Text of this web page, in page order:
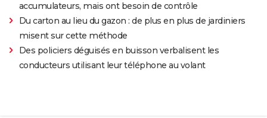
accumulateurs, mais ont besoin de contrôle
Du carton au lieu du gazon : de plus en plus de jardiniers
misent sur cette méthode
Des policiers déguisés en buisson verbalisent les
conducteurs utilisant leur téléphone au volant